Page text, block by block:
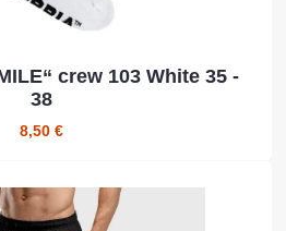
crew 103 White 35 -
38
8,50 €